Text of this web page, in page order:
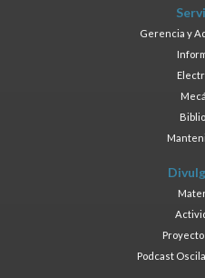
Gerencia y
Podcast